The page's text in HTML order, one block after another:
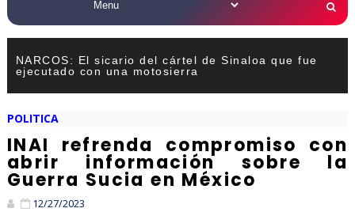
NARCOS: El sicario del cártel de Sinaloa que fue
ejecutado con una motosierra
POLITICA
INAI refrenda compromiso con
abrir información sobre la
Guerra Sucia en México
12/27/2023